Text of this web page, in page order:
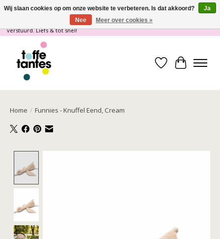
Wij gaan op vakantie! vanaf 4 juli t/m 21 juli worden er geen pakketjes
verstuurd. Liefs & tot snel!
Verlanglijst
Home / Funnies - Knuffel Eend, Cream
Wij slaan cookies op om onze website te verbeteren. Is dat akkoord?
Ja
Nee
Meer over cookies »